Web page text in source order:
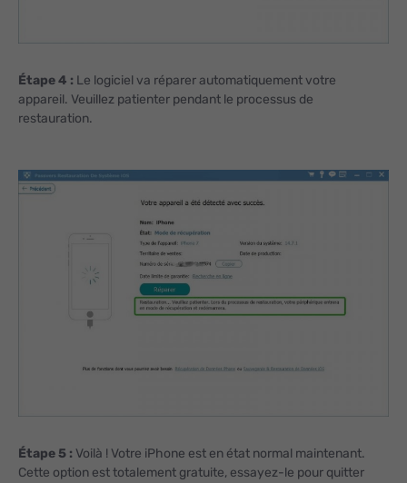
Étape 4 : Le logiciel va réparer automatiquement votre
appareil. Veuillez patienter pendant le processus de
restauration.
Étape 5 : Voilà ! Votre iPhone est en état normal maintenant.
Cette option est totalement gratuite, essayez-le pour quitter